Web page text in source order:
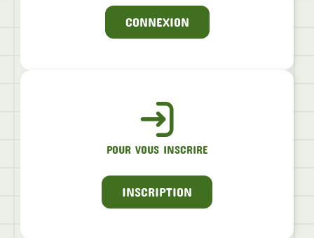
CONNEXION
POUR VOUS INSCRIRE
INSCRIPTION